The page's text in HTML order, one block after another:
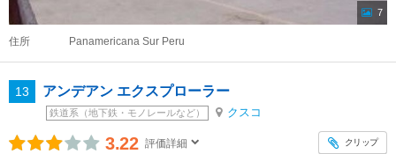
7
住所 Panamericana Sur Peru
13 アンデアン エクスプローラー
鉄道系（地下鉄・モノレールなど） クスコ
3.22 評価詳細 クリップ